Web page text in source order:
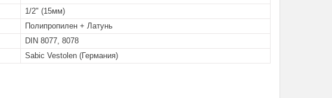
1/2" (15мм)
Полипропилен + Латунь
DIN 8077, 8078
Sabic Vestolen (Германия)